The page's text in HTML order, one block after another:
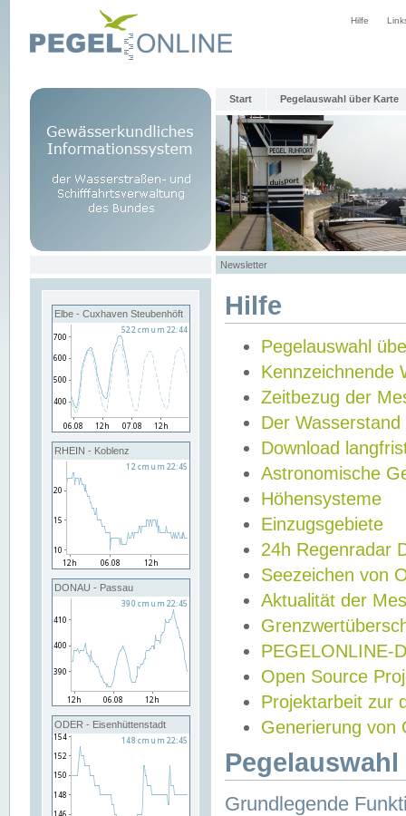
Hilfe
Start Pegelauswahl über Karte
Newsletter
Elbe - Cuxhaven Steubenhöft
RHEIN - Koblenz
DONAU - Passau
ODER - Eisenhüttenstadt
Hilfe
Pegelauswahl
Kennzeichnende
Zeitbezug der
Der Wasserstand
Download
Astronomische
Höhensysteme
Einzugsgebiete
24h Regenradar
Seezeichen von
Aktualität der
PEGELONLINE-
Open Source
Projektarbeit zur
Generierung von
Grundlegende